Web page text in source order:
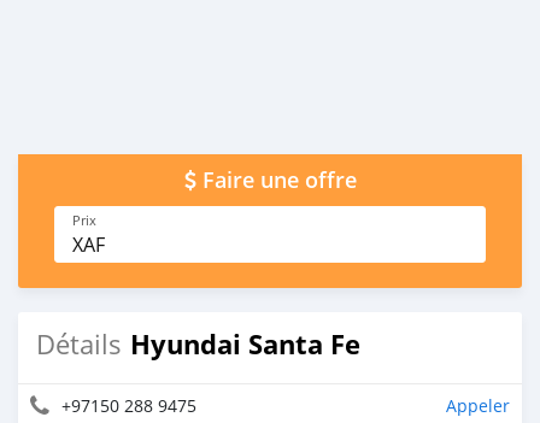
Faire une offre
Prix
XAF
Détails Hyundai Santa Fe
+97150 288 9475 Appeler